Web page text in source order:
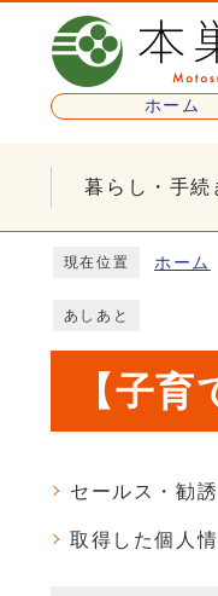
ページの先頭です
ホーム
暮らし・手続
現在位置 ホーム
あしあと
【子
セールス・勧
取得した個人